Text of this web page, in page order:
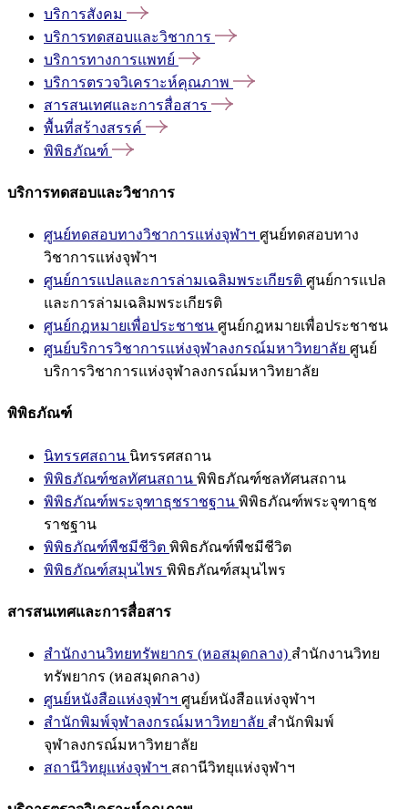
บริการสังคม
บริการทดสอบและวิชาการ
บริการทางการแพทย์
บริการตรวจวิเคราะห์คุณภาพ
สารสนเทศและการสื่อสาร
พื้นที่สร้างสรรค์
พิพิธภัณฑ์
บริการทดสอบและวิชาการ
ศูนย์ทดสอบทางวิชาการแห่งจุฬาฯ ศูนย์ทดสอบทาง
วิชาการแห่งจุฬาฯ
ศูนย์การแปลและการล่ามเฉลิมพระเกียรติ ศูนย์การแปล
และการล่ามเฉลิมพระเกียรติ
ศูนย์กฎหมายเพื่อประชาชน ศูนย์กฎหมายเพื่อประชาชน
ศูนย์บริการวิชาการแห่งจุฬาลงกรณ์มหาวิทยาลัย ศูนย์
บริการวิชาการแห่งจุฬาลงกรณ์มหาวิทยาลัย
พิพิธภัณฑ์
นิทรรศสถาน นิทรรศสถาน
พิพิธภัณฑ์ชลทัศนสถาน พิพิธภัณฑ์ชลทัศนสถาน
พิพิธภัณฑ์พระจุฑาธุชราชฐาน พิพิธภัณฑ์พระจุฑาธุช
ราชฐาน
พิพิธภัณฑ์พืชมีชีวิต พิพิธภัณฑ์พืชมีชีวิต
พิพิธภัณฑ์สมุนไพร พิพิธภัณฑ์สมุนไพร
สารสนเทศและการสื่อสาร
สำนักงานวิทยทรัพยากร (หอสมุดกลาง) สำนักงานวิทย
ทรัพยากร (หอสมุดกลาง)
ศูนย์หนังสือแห่งจุฬาฯ ศูนย์หนังสือแห่งจุฬาฯ
สำนักพิมพ์จุฬาลงกรณ์มหาวิทยาลัย สำนักพิมพ์
จุฬาลงกรณ์มหาวิทยาลัย
สถานีวิทยุแห่งจุฬาฯ สถานีวิทยุแห่งจุฬาฯ